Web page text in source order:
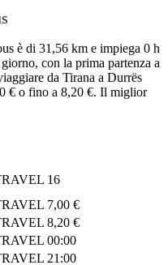
è di 31,56 km e impiega 0 h
con la prima partenza a
da Tirana a Durrës
€ o fino a 8,20 €. Il miglior
16
7,00 €
8,20 €
00:00
21:00